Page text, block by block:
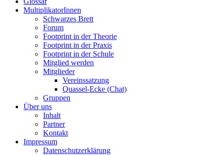
MultiplikatorInnen
Schwarzes Brett
Forum
Footprint in der Theorie
Footprint in der Praxis
Footprint in der Schule
Mitglied werden
Mitglieder
Vereinssatzung
Quassel-Ecke (Chat)
Gruppen
Über uns
Inhalt
Partner
Kontakt
Impressum
Datenschutzerklärung